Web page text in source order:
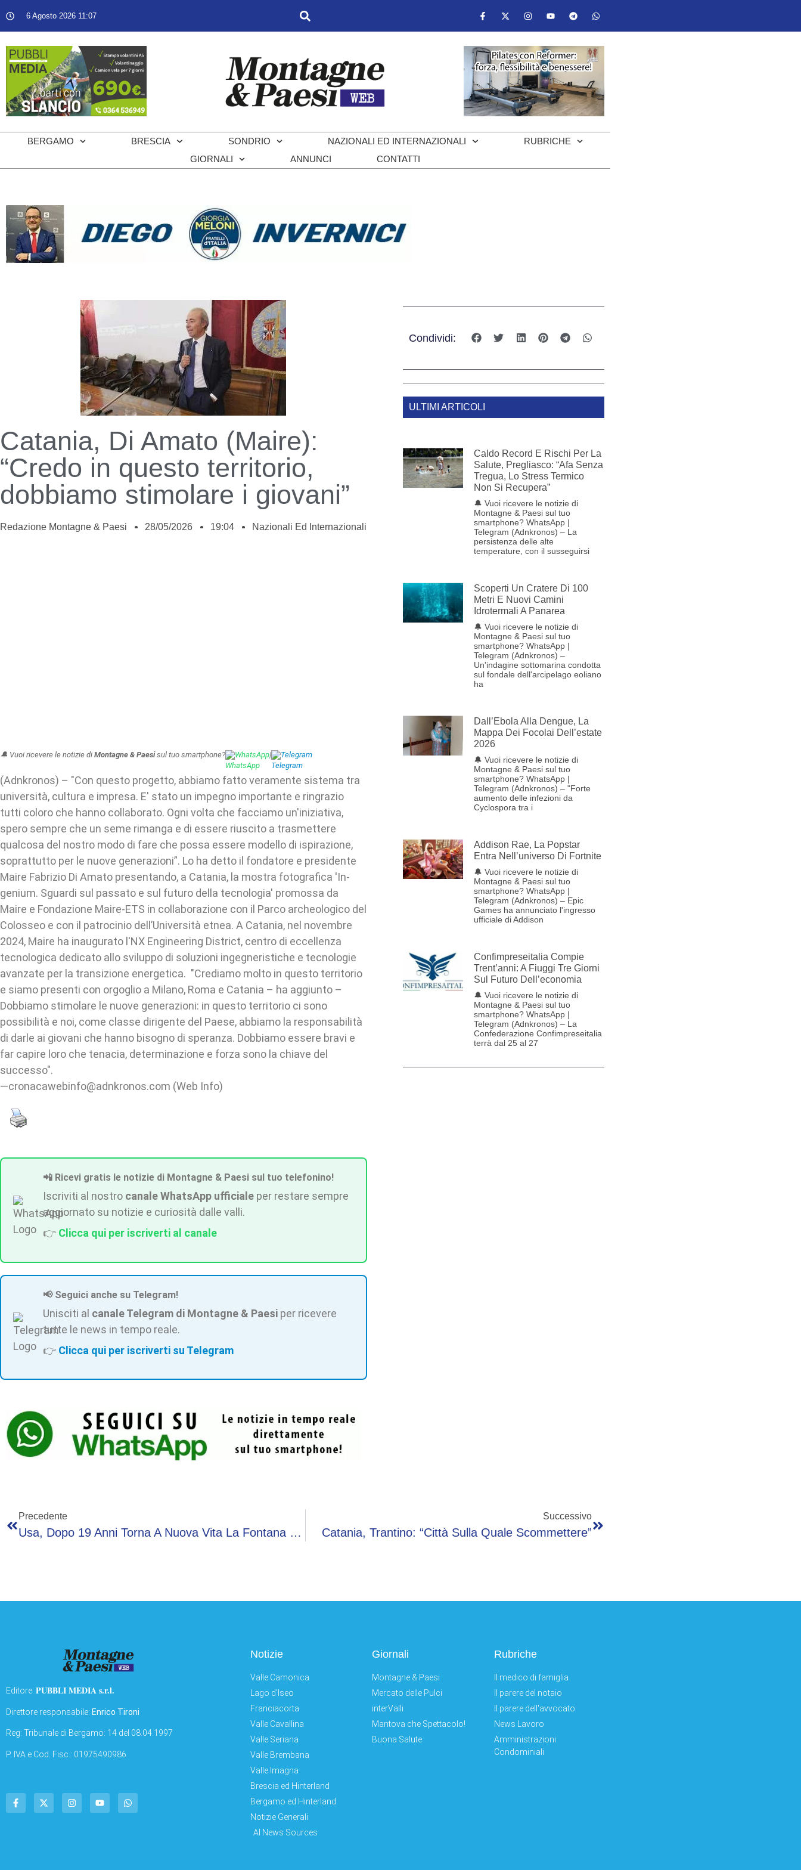
6 Agosto 2026 11:07
BERGAMO BRESCIA SONDRIO NAZIONALI ED INTERNAZIONALI
RUBRICHE
GIORNALI
ANNUNCI CONTATTI
Catania, Di Amato (Maire):
“Credo in questo territorio,
dobbiamo stimolare i giovani”
Redazione Montagne & Paesi 28/05/2026 19:04 Nazionali Ed Internazionali
🔔 Vuoi ricevere le notizie di Montagne & Paesisul tuo smartphone? WhatsApp| Telegram
(Adnkronos) – "Con questo progetto, abbiamo fatto veramente sistema tra
università, cultura e impresa. E' stato un impegno importante e ringrazio
tutti coloro che hanno collaborato. Ogni volta che facciamo un'iniziativa,
spero sempre che un seme rimanga e di essere riuscito a trasmettere
qualcosa del nostro modo di fare che possa essere modello di ispirazione,
soprattutto per le nuove generazioni”. Lo ha detto il fondatore e presidente
Maire Fabrizio Di Amato presentando, a Catania, la mostra fotografica 'In-
genium. Sguardi sul passato e sul futuro della tecnologia' promossa da
Maire e Fondazione Maire-ETS in collaborazione con il Parco archeologico del
Colosseo e con il patrocinio dell’Università etnea. A Catania, nel novembre
2024, Maire ha inaugurato l'NX Engineering District, centro di eccellenza
tecnologica dedicato allo sviluppo di soluzioni ingegneristiche e tecnologie
avanzate per la transizione energetica. "Crediamo molto in questo territorio
e siamo presenti con orgoglio a Milano, Roma e Catania – ha aggiunto –
Dobbiamo stimolare le nuove generazioni: in questo territorio ci sono
possibilità e noi, come classe dirigente del Paese, abbiamo la responsabilità
di darle ai giovani che hanno bisogno di speranza. Dobbiamo essere bravi e
far capire loro che tenacia, determinazione e forza sono la chiave del
successo".
—cronacawebinfo@adnkronos.com (Web Info)
📲 Ricevi gratis le notizie di Montagne & Paesi sul tuo telefonino!
Iscriviti al nostro canale WhatsApp ufficiale per restare sempre
aggiornato su notizie e curiosità dalle valli.
👉 Clicca qui per iscriverti al canale
📢 Seguici anche su Telegram!
Unisciti al canale Telegram di Montagne & Paesi per ricevere
tutte le news in tempo reale.
👉 Clicca qui per iscriverti su Telegram
Condividi:
ULTIMI ARTICOLI
Caldo Record E Rischi Per La
Salute, Pregliasco: “Afa Senza
Tregua, Lo Stress Termico
Non Si Recupera”
🔔 Vuoi ricevere le notizie di
Montagne & Paesi sul tuo
smartphone? WhatsApp |
Telegram (Adnkronos) – La
persistenza delle alte
temperature, con il susseguirsi
Scoperti Un Cratere Di 100
Metri E Nuovi Camini
Idrotermali A Panarea
🔔 Vuoi ricevere le notizie di
Montagne & Paesi sul tuo
smartphone? WhatsApp |
Telegram (Adnkronos) –
Un'indagine sottomarina condotta
sul fondale dell'arcipelago eoliano
ha
Dall’Ebola Alla Dengue, La
Mappa Dei Focolai Dell’estate
2026
🔔 Vuoi ricevere le notizie di
Montagne & Paesi sul tuo
smartphone? WhatsApp |
Telegram (Adnkronos) – "Forte
aumento delle infezioni da
Cyclospora tra i
Addison Rae, La Popstar
Entra Nell’universo Di Fortnite
🔔 Vuoi ricevere le notizie di
Montagne & Paesi sul tuo
smartphone? WhatsApp |
Telegram (Adnkronos) – Epic
Games ha annunciato l'ingresso
ufficiale di Addison
Confimpreseitalia Compie
Trent’anni: A Fiuggi Tre Giorni
Sul Futuro Dell’economia
🔔 Vuoi ricevere le notizie di
Montagne & Paesi sul tuo
smartphone? WhatsApp |
Telegram (Adnkronos) – La
Confederazione Confimpreseitalia
terrà dal 25 al 27
Precedente
Usa, Dopo 19 Anni Torna A Nuova Vita La Fontana Di Colombo: “Onoriamo Il Passato E Ispiriamo Futuro”
Successivo
Catania, Trantino: “Città Sulla Quale Scommettere”
Editore: PUBBLI MEDIA s.r.l.
Direttore responsabile: Enrico Tironi
Reg: Tribunale di Bergamo: 14 del 08.04.1997
P. IVA e Cod. Fisc.: 01975490986
Notizie
Valle Camonica
Lago d'Iseo
Franciacorta
Valle Cavallina
Valle Seriana
Valle Brembana
Valle Imagna
Brescia ed Hinterland
Bergamo ed Hinterland
Notizie Generali
AI News Sources
Giornali
Montagne & Paesi
Mercato delle Pulci
interValli
Mantova che Spettacolo!
Buona Salute
Rubriche
Il medico di famiglia
Il parere del notaio
Il parere dell'avvocato
News Lavoro
Amministrazioni
Condominiali